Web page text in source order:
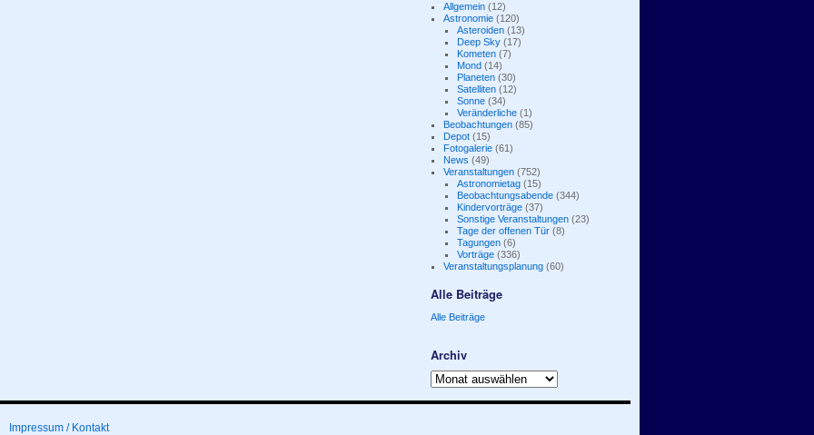
Allgemein (12)
Astronomie (120)
Asteroiden(13)
Deep Sky(17)
Kometen(7)
Mond(14)
Planeten(30)
Satelliten(12)
Sonne(34)
Veränderliche(1)
Beobachtungen (85)
Depot (15)
Fotogalerie (61)
News (49)
Veranstaltungen (752)
Astronomietag(15)
Beobachtungsabende(344)
Kindervorträge(37)
Sonstige Veranstaltungen(23)
Tage der offenen Tür(8)
Tagungen(6)
Vorträge(336)
Veranstaltungsplanung (60)
Alle Beiträge
Alle Beiträge
Archiv
Archiv
Impressum / Kontakt